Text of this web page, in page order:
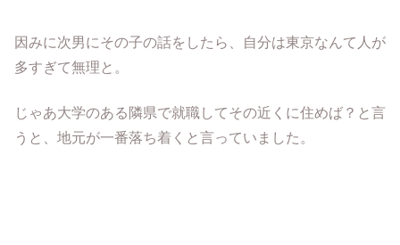
因みに次男にその子の話をしたら、自分は東京なんて人が
多すぎて無理と。
じゃあ大学のある隣県で就職してその近くに住めば？と言
うと、地元が一番落ち着くと言っていました。